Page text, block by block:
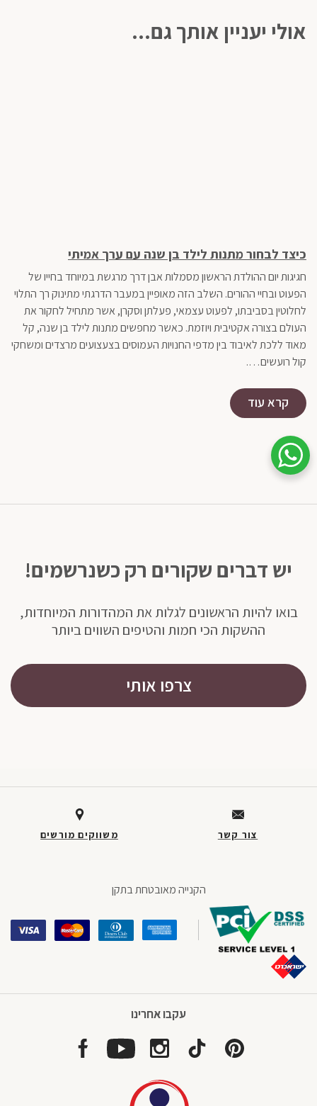
אולי יעניין אותך גם...
כיצד לבחור מתנות לילד בן שנה עם ערך אמיתי
חגיגות יום ההולדת הראשון מסמלות אבן דרך מרגשת במיוחד בחייו של
הפעוט ובחיי ההורים. השלב הזה מאופיין במעבר הדרגתי מתינוק רך התלוי
לחלוטין בסביבתו, לפעוט עצמאי, פעלתן וסקרן, אשר מתחיל לחקור את
העולם בצורה אקטיבית ויוזמת. כאשר מחפשים מתנות לילד בן שנה, קל
מאוד ללכת לאיבוד בין מדפי החנויות העמוסים בצעצועים מרצדים ומשחקי
קול רועשים….
קרא עוד
יש דברים שקורים רק כשנרשמים!
בואו להיות הראשונים לגלות את המהדורות המיוחדות,
ההשקות הכי חמות והטיפים השווים ביותר
צרפו אותי
לאזור
הבא
צור קשר משווקים מורשים
הקנייה מאובטחת בתקן
עקבו אחרינו
שיחת ווטסאפ עם שירות הלקוחות